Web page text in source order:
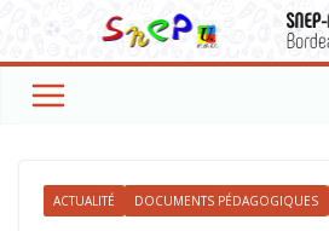
contenu
ACTUALITÉ DOCUMENTS PÉDAGOGIQUES